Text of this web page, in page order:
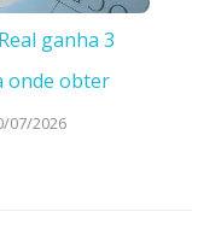
ganha 3
onde obter
07/2026